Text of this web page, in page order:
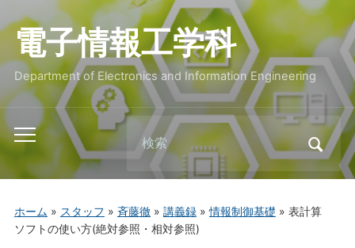
電子情報工学科
Department of Electronics and Information Engineering
Toggle
mobile
menu
Search
for:
ホーム » スタッフ » 斉藤徹» 講義録»情報制御基礎 » 表計算
ソフトの使い方(絶対参照・相対参照)